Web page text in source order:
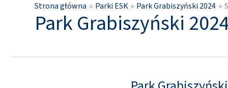
Strona główna Parki ESK Park Grabiszyński 2024
Park Grabiszyński
Park